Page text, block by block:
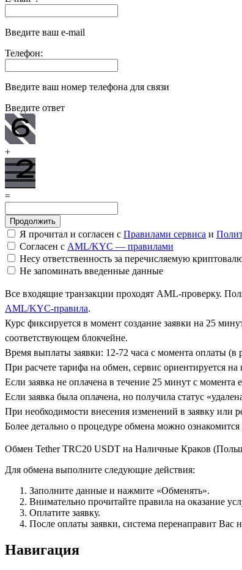
Введите ваш e-mail
Телефон:
Введите ваш номер телефона для связи
Введите ответ
+
=
Я прочитал и согласен с Правилами сервиса и
Согласен с AML/KYC — правилами
Несу ответственность за перечисляемую
Не запоминать введенные данные
Все входящие транзакции проходят AML-проверку.
AML/KYC-правила.
Курс фиксируется в момент создание заявки на 25
соответствующем блокчейне.
Время выплаты заявки: 12-72 часа с момента оплаты (в
При расчете тарифа на обмен, сервис ориентируется
Если заявка не оплачена в течение 25 минут с момента
Если заявка была оплачена, но получила статус
При необходимости внесения изменений в заявку или
Более детально о процедуре обмена можно ознакомится
Обмен Tether TRC20 USDT на Наличные Краков
Для обмена выполните следующие действия:
Заполните данные и нажмите «Обменять».
Внимательно прочитайте правила на оказание
Оплатите заявку.
После оплаты заявки, система перенаправит Вас
Навигация